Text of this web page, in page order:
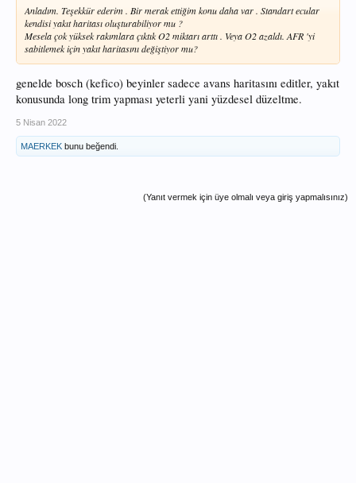
Anladım. Teşekkür ederim . Bir merak ettiğim konu daha var . Standart ecular
kendisi yakıt haritası oluşturabiliyor mu ?
Mesela çok yüksek rakımlara çıktık O2 miktarı arttı . Veya O2 azaldı. AFR 'yi
sabitlemek için yakıt haritasını değiştiyor mu?
genelde bosch (kefico) beyinler sadece avans haritasını editler, yakıt
konusunda long trim yapması yeterli yani yüzdesel düzeltme.
5 Nisan 2022
MAERKEK bunu beğendi.
(Yanıt vermek için üye olmalı veya giriş yapmalısınız)